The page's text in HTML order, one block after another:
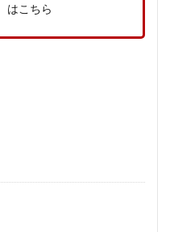
はこちら